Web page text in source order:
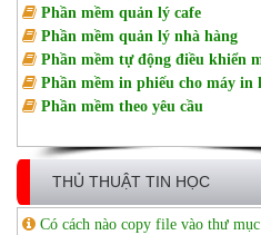
Phần mềm quản lý cafe
Phần mềm quản lý nhà hàng
Phần mềm tự động điều khiển
Phần mềm in phiếu cho máy in
Phần mềm theo yêu cầu
THỦ THUẬT TIN HỌC
Có cách nào copy file vào thư